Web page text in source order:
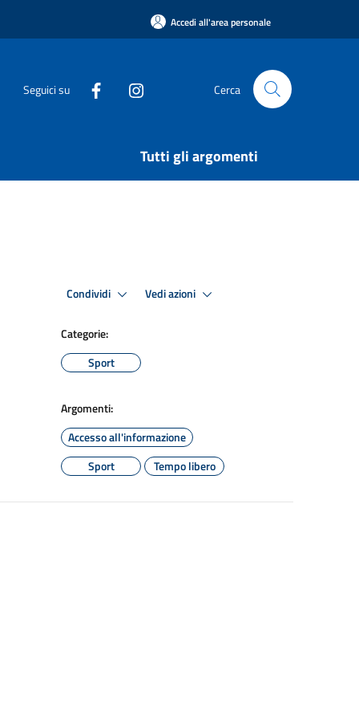
Accedi all'area personale
Seguici su Cerca
Tutti gli argomenti
Condividi Vedi azioni
Categorie:
Sport
Argomenti:
Accesso all'informazione
Sport
Tempo libero